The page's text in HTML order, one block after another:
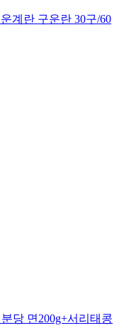
계란 구운란 30구/60
당 면200g+서리태콩